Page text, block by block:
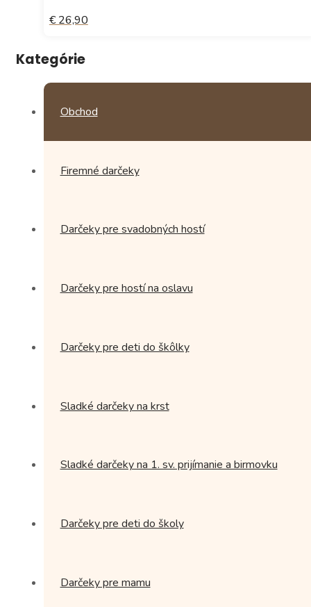
€ 26,90
Kategórie
Obchod
Firemné darčeky
Darčeky pre svadobných hostí
Darčeky pre hostí na oslavu
Darčeky pre deti do škôlky
Sladké darčeky na krst
Sladké darčeky na 1. sv. prijímanie a birmovku
Darčeky pre deti do školy
Darčeky pre mamu